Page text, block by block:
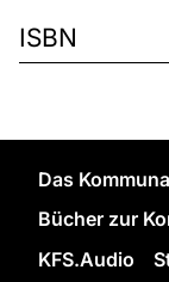
ISBN
Das
Bücher zur
KFS.Audio